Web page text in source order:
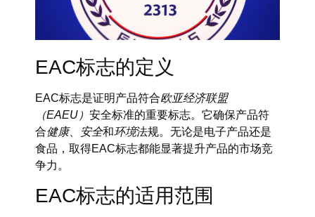
EAC标志的定义
EAC标志是证明产品符合欧亚经济联盟
（EAEU） 安全标准的重要标志。它确保产品符
合健康、 安全和环境法规。无论是电子产品还是
食品，取得EAC标志都能显著提升产品的市场竞
争力。
EAC标志的适用范围